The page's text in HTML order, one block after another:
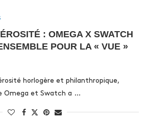
: OMEGA X SWATCH
POUR LA « VUE »
horlogère et philanthropique,
Omega et Swatch a …